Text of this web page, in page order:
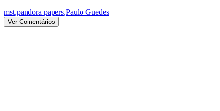
mst,pandora papers,Paulo Guedes
Ver Comentários